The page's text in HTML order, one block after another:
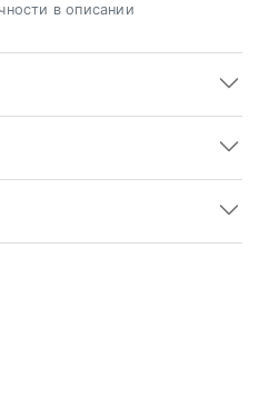
в описании